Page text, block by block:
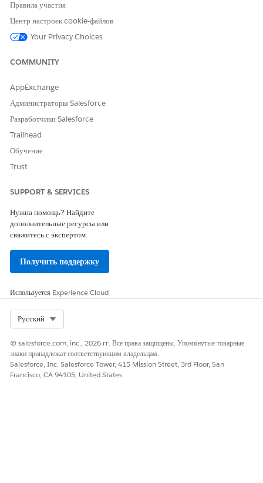
Правила участия
Центр настроек cookie-файлов
Your Privacy Choices
COMMUNITY
AppExchange
Администраторы Salesforce
Разработчики Salesforce
Trailhead
Обучение
Trust
SUPPORT & SERVICES
Нужна помощь? Найдите
дополнительные ресурсы или
свяжитесь с экспертом.
Получить поддержку
Используется Experience Cloud
Русский
© salesforce.com, inc., 2026 гг. Все права защищены. Упомянутые товарные
знаки принадлежат соответствующим владельцам.
Salesforce, Inc. Salesforce Tower, 415 Mission Street, 3rd Floor, San
Francisco, CA 94105, United States